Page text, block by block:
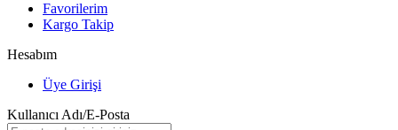
Favorilerim
Kargo Takip
Hesabım
Üye Girişi
Kullanıcı Adı/E-Posta